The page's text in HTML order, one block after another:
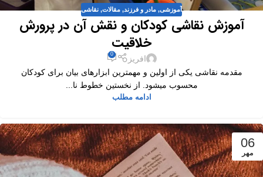
آموزشی, مادر و فرزند, مقالات, نقاشی
آموزش نقاشی کودکان و نقش آن در پرورش
خلاقیت
افریز 0
مقدمه نقاشی یکی از اولین و مهمترین ابزارهای بیان برای کودکان
محسوب میشود. از نخستین خطوط نا...
ادامه مطلب
06
مهر